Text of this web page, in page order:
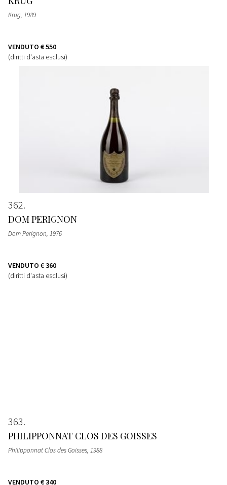
Krug, 1989
VENDUTO € 550
(diritti d'asta esclusi)
362
DOM PERIGNON
Dom Perignon, 1976
VENDUTO € 360
(diritti d'asta esclusi)
363
PHILIPPONNAT CLOS DES GOISSES
Philipponnat Clos des Goisses, 1988
VENDUTO € 340